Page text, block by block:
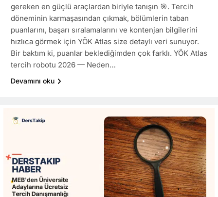
gereken en güçlü araçlardan biriyle tanışın 🎯. Tercih
döneminin karmaşasından çıkmak, bölümlerin taban
puanlarını, başarı sıralamalarını ve kontenjan bilgilerini
hızlıca görmek için YÖK Atlas size detaylı veri sunuyor.
Bir baktım ki, puanlar beklediğimden çok farklı. YÖK Atlas
tercih robotu 2026 — Neden…
Devamını oku